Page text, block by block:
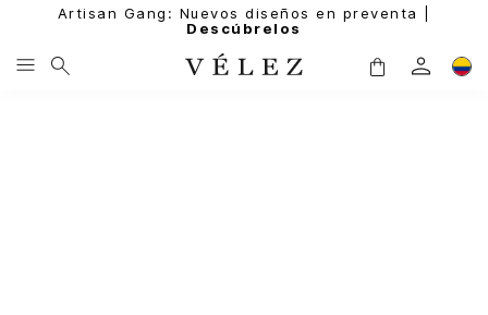
Artisan Gang: Nuevos diseños en preventa |
Descúbrelos